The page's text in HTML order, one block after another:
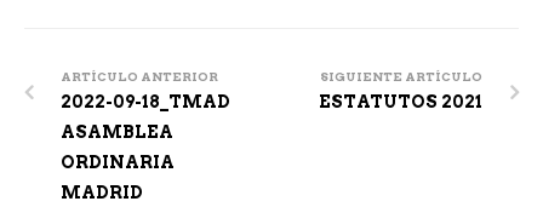
navigation
ARTÍCULO ANTERIOR
2022-09-18_TMAD
ASAMBLEA
ORDINARIA
MADRID
SIGUIENTE ARTÍCULO
ESTATUTOS 2021